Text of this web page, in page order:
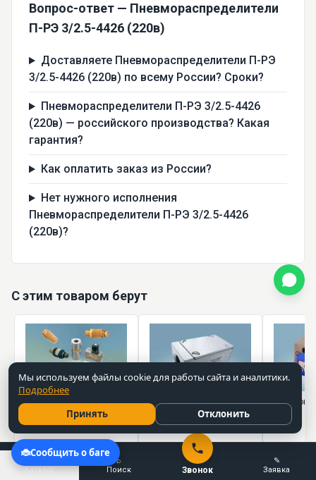
Вопрос-ответ — Пневмораспределители
П-РЭ 3/2.5-4426 (220в)
Доставляете Пневмораспределители П-РЭ
3/2.5-4426 (220в) по всему России? Сроки?
Пневмораспределители П-РЭ 3/2.5-4426
(220в) — российского производства? Какая
гарантия?
Как оплатить заказ из России?
Нет нужного исполнения
Пневмораспределители П-РЭ 3/2.5-4426
(220в)?
С этим товаром берут
Панель масленого
тумана П-МТМ
40 526 ₽
Пневмоклапаны
обратные ПО
от 150 ₽
200 ₽
Каталог
⌕
Поиск
Звонок
✎
Заявка
Мы используем файлы cookie для работы сайта и аналитики.
Подробнее
Принять
Отклонить